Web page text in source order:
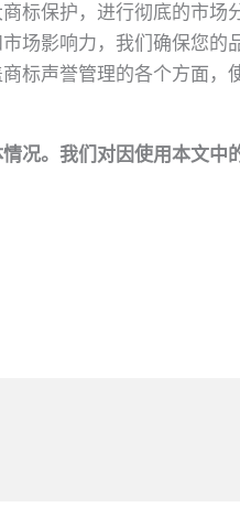
标保护，进行彻底的市场
场影响力，我们确保您的
标声誉管理的各个方面，
况。我们对因使用本文中